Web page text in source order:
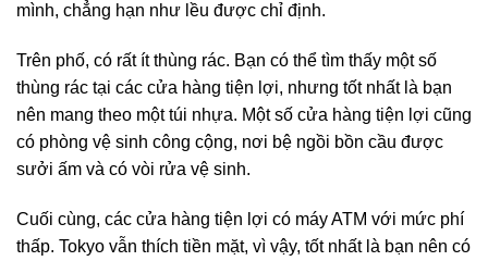
mình, chẳng hạn như lều được chỉ định.
Trên phố, có rất ít thùng rác. Bạn có thể tìm thấy một số
thùng rác tại các cửa hàng tiện lợi, nhưng tốt nhất là bạn
nên mang theo một túi nhựa. Một số cửa hàng tiện lợi cũng
có phòng vệ sinh công cộng, nơi bệ ngồi bồn cầu được
sưởi ấm và có vòi rửa vệ sinh.
Cuối cùng, các cửa hàng tiện lợi có máy ATM với mức phí
thấp. Tokyo vẫn thích tiền mặt, vì vậy, tốt nhất là bạn nên có